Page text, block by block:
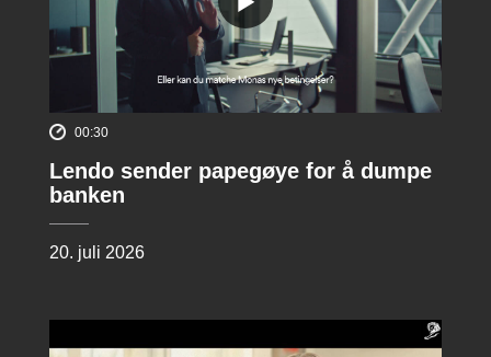
00:30
Lendo sender papegøye for å dumpe
banken
20. juli 2026